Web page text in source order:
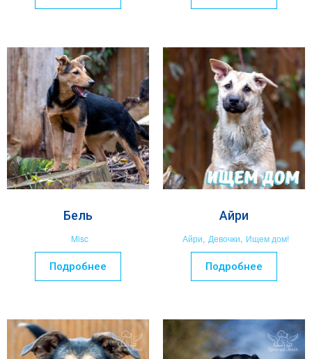
Бель
Misc
Подробнее
Айри
Айри, Девочки, Ищем дом!
Подробнее